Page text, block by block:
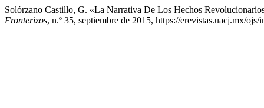
Solórzano Castillo, G. «La Narrativa De Los Hechos
Fronterizos, n.º 35, septiembre de 2015, https://erevistas.uacj.mx/